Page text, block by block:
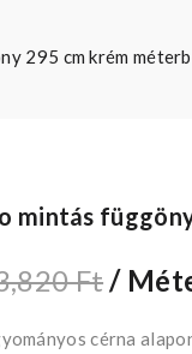
295 cm krém
mintás
Ft /
cérna